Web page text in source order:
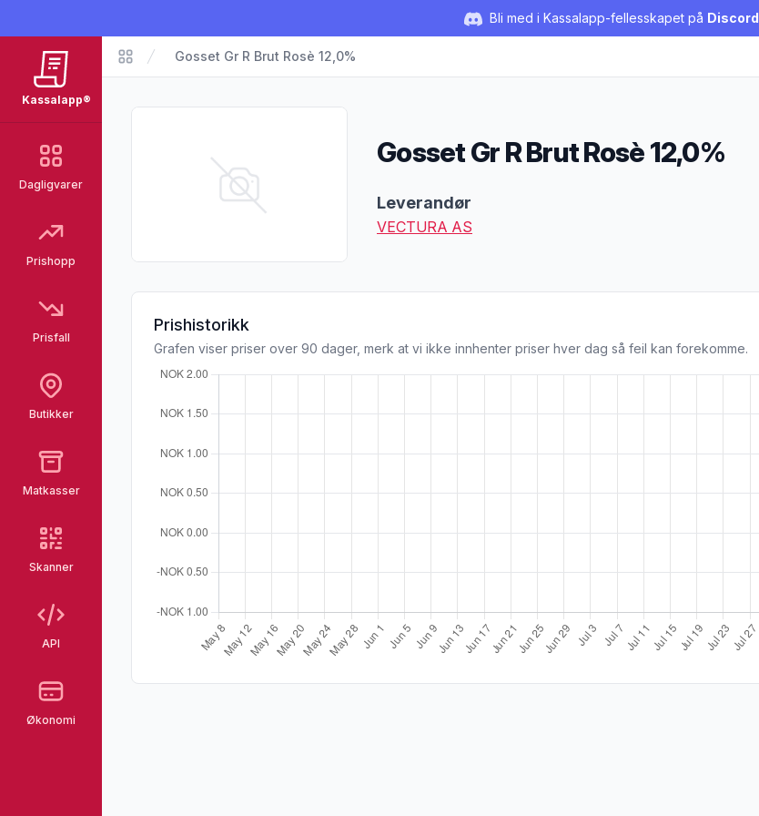
Bli med i Kassalapp-fellesskapet på Discord
Kassalapp®
Dagligvarer
Prishopp
Prisfall
Butikker
Matkasser
Skanner
API
Økonomi
Matvarer
Gosset Gr R Brut Rosè 12,0%
Gosset Gr R Brut Rosè 12,0%
Leverandør
VECTURA AS
Prishistorikk
Grafen viser priser over 90 dager, merk at vi ikke innhenter priser hver dag så feil kan forekomme.